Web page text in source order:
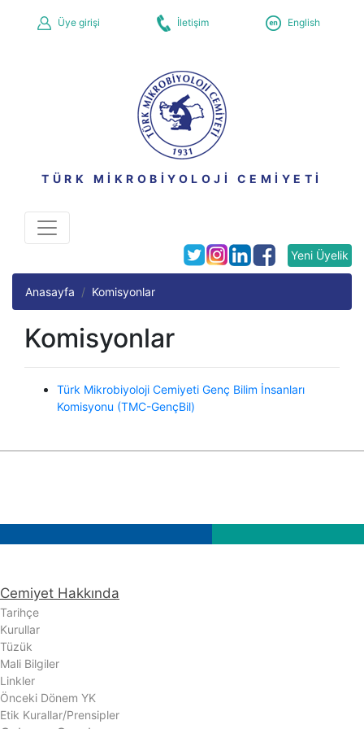
Üye girişi İletişim English
TÜRK MİKROBİYOLOJİ CEMİYETİ
Yeni Üyelik
Anasayfa Komisyonlar
Komisyonlar
Türk Mikrobiyoloji Cemiyeti Genç Bilim İnsanları
Komisyonu (TMC-GençBil)
Cemiyet Hakkında
Tarihçe
Kurullar
Tüzük
Mali Bilgiler
Linkler
Önceki Dönem YK
Etik Kurallar/Prensipler